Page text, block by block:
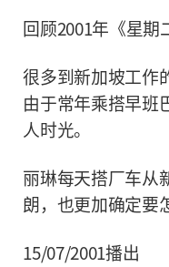
回顾2001年《星期
很多到新加坡工作
由于常年乘搭早班
人时光。
丽琳每天搭厂车从
朗，也更加确定要
15/07/2001播出